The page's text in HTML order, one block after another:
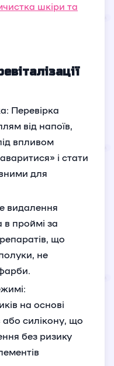
шкіри та
Перевірка
від напоїв,
впливом
і стати
для
видалення
в проймі за
що
не
на основі
або силікону, що
без ризику